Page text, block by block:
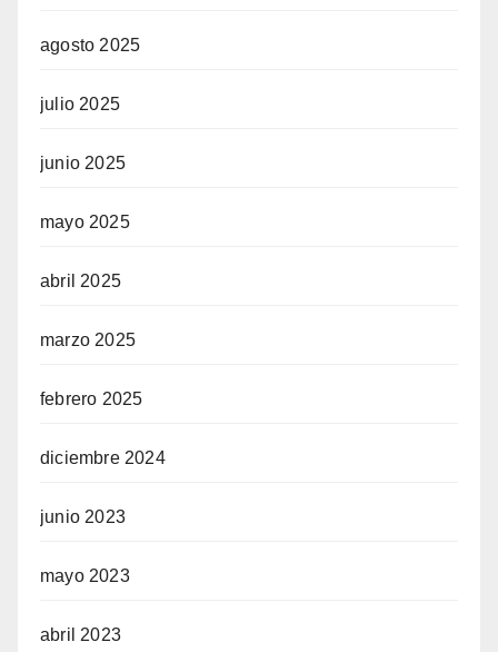
agosto 2025
julio 2025
junio 2025
mayo 2025
abril 2025
marzo 2025
febrero 2025
diciembre 2024
junio 2023
mayo 2023
abril 2023